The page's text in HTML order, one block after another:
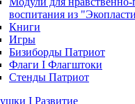
воспитания из
Книги
Игры
Бизиборды Патриот
Флаги I Флагштоки
Стенды Патриот
I Развитие